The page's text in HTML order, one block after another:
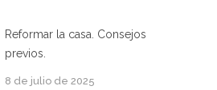
Reformar la casa. Consejos
previos.
8 de julio de 2025